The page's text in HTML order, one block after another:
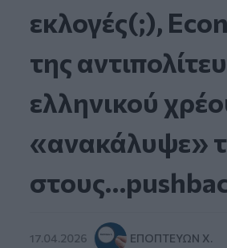
εκλογές(;),
της
ελληνικού
«ανακάλυψε»
17.04.2026 ΕΠΟΠΤΕΎΩΝ Χ.